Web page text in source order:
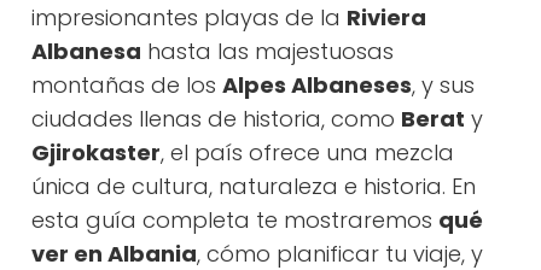
impresionantes playas de la Riviera
Albanesa hasta las majestuosas
montañas de los Alpes Albaneses, y sus
ciudades llenas de historia, como Berat y
Gjirokaster, el país ofrece una mezcla
única de cultura, naturaleza e historia. En
esta guía completa te mostraremos qué
ver en Albania, cómo planificar tu viaje, y